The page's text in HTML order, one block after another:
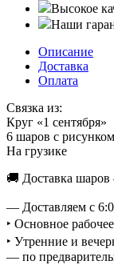
Высокое
Наши
Описание
Доставка
Оплата
Связка из:
Круг «1 сентября»
6 шаров с рисунком
На грузике
🚚 Доставка шаров
— Доставляем с
‣ Основное
‣ Утренние и
— по